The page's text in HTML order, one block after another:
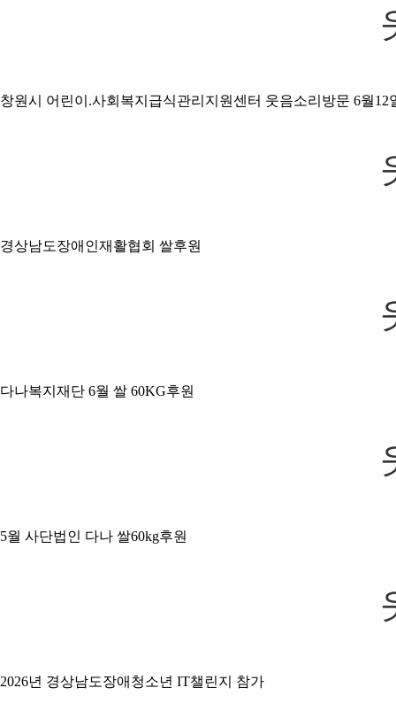
창원시 어린이.사회복지급식관리지원센터 웃음소리방문 6월12
경상남도장애인재활협회 쌀후원
다나복지재단 6월 쌀 60KG후원
5월 사단법인 다나 쌀60kg후원
2026년 경상남도장애청소년 IT챌린지 참가